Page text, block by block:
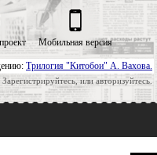
Трилогия "Китобои" А. Вахова.
или авторизуйтесь.
Мобильная версия